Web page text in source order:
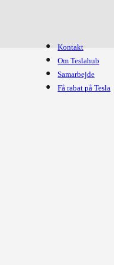
Kontakt
Om Teslahub
Samarbejde
Få rabat på Tesla